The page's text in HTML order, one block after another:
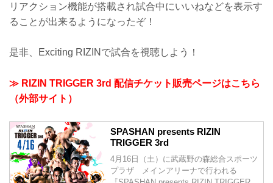
リアクション機能が搭載され試合中にいいねなどを表示す
ることが出来るようになったぞ！
是非、Exciting RIZINで試合を視聴しよう！
≫ RIZIN TRIGGER 3rd 配信チケット販売ページはこちら
（外部サイト）
SPASHAN presents RIZIN
TRIGGER 3rd
4月16日（土）に武蔵野の森総合スポーツ
プラザ メインアリーナで行われる